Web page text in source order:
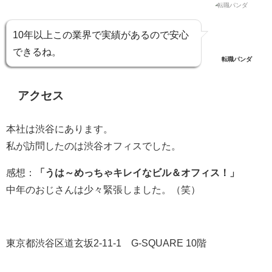
10年以上この業界で実績があるので安心
できるね。
転職パンダ
アクセス
本社は渋谷にあります。
私が訪問したのは渋谷オフィスでした。
感想：
「うは～めっちゃキレイなビル＆オフィス！」
中年のおじさんは少々緊張しました。（笑）
東京都渋谷区道玄坂2-11-1 G-SQUARE 10階